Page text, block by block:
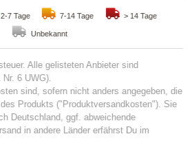
2-7 Tage 7-14 Tage > 14 Tage
Unbekannt